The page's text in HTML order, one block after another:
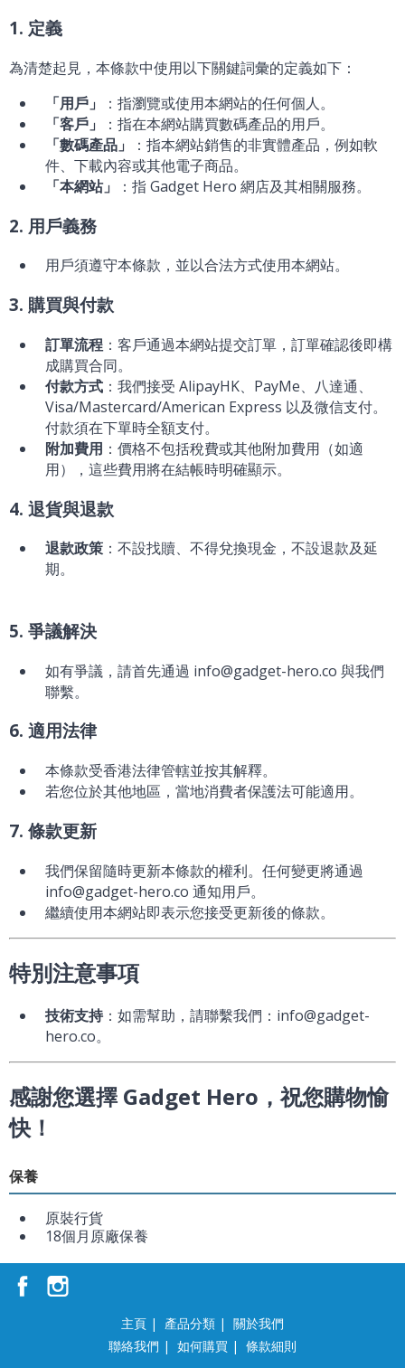
1. 定義
為清楚起見，本條款中使用以下關鍵詞彙的定義如下：
「用戶」
：指瀏覽或使用本網站的任何個人。
「客戶」
：指在本網站購買數碼產品的用戶。
「數碼產品」
：指本網站銷售的非實體產品，例如軟
件、下載內容或其他電子商品。
「本網站」
：指 Gadget Hero 網店及其相關服務。
2. 用戶義務
用戶須遵守本條款，並以合法方式使用本網站。
3. 購買與付款
訂單流程 ：客戶通過本網站提交訂單，訂單確認後即構
成購買合同。
付款方式 ：我們接受 AlipayHK、PayMe、八達通、
Visa/Mastercard/American Express 以及微信支付。
付款須在下單時全額支付。
附加費用 ：價格不包括稅費或其他附加費用（如適
用），這些費用將在結帳時明確顯示。
4. 退貨與退款
退款政策 ：不設找贖、不得兌換現金，不設退款及延
期。
5. 爭議解決
如有爭議，請首先通過 info@gadget-hero.co 與我們
聯繫。
6. 適用法律
本條款受香港法律管轄並按其解釋。
若您位於其他地區，當地消費者保護法可能適用。
7. 條款更新
我們保留隨時更新本條款的權利。任何變更將通過
info@gadget-hero.co 通知用戶。
繼續使用本網站即表示您接受更新後的條款。
特別注意事項
技術支持：如需幫助，請聯繫我們：info@gadget-
hero.co。
感謝您選擇 Gadget Hero，祝您購物愉
快！
保養
原裝行貨
18個月原廠保養
主頁 | 產品分類 | 關於我們
聯絡我們 | 如何購買 | 條款細則